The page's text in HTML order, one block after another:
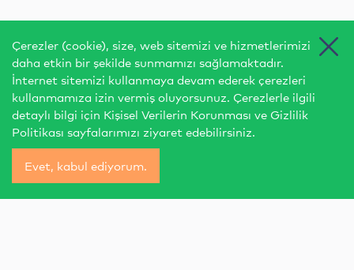
Çerezler (cookie), size, web sitemizi ve hizmetlerimizi
daha etkin bir şekilde sunmamızı sağlamaktadır.
İnternet sitemizi kullanmaya devam ederek çerezleri
kullanmamıza izin vermiş oluyorsunuz. Çerezlerle ilgili
detaylı bilgi için Kişisel Verilerin Korunması ve Gizlilik
Politikası sayfalarımızı ziyaret edebilirsiniz.
Evet, kabul ediyorum.